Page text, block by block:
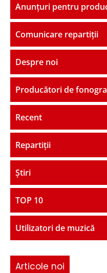
Anunțuri pentru
Comunicare repartiții
Despre noi
Producători de
Recent
Repartiții
Știri
TOP 10
Utilizatori de muzică
Articole noi